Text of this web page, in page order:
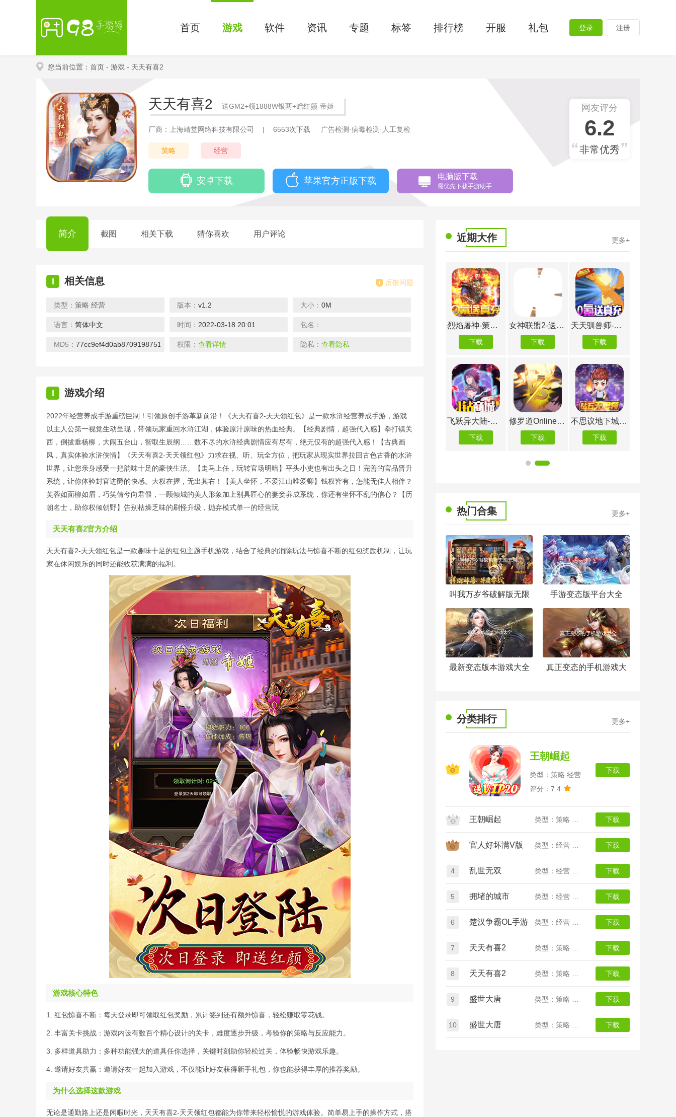
首页 游戏 软件 资讯 专题 标签 排行榜 开服 礼包 登录 注册
您当前位置： 首页 - 游戏 - 天天有喜2
天天有喜2 送GM2+领1888W银两+赠红颜-帝姬
厂商：上海靖堂网络科技有限公司 | 6553次下载 广告检测·病毒检测·人工复检
策略 经营
安卓下载 苹果官方正版下载 电脑版下载
需优先下载手游助手
网友评分
6.2
非常优秀
简介 截图 相关下载 猜你喜欢 用户评论
I 相关信息 反馈问题
类型： 策略 经营 版本： v1.2 大小： 0M
语言： 简体中文 时间： 2022-03-18 20:01 包名：
MD5： 77cc9ef4d0ab8709198751b8e2706fcc
权限： 查看详情 隐私： 查看隐私
I 游戏介绍
2022年经营养成手游重磅巨制！引领原创手游革新前沿！《天天有喜2-天天领红包》是一款水浒经营养成手游，游戏
以主人公第一视觉生动呈现，带领玩家重回水浒江湖，体验原汁原味的热血经典。【经典剧情，超强代入感】拳打镇关
西，倒拔垂杨柳，大闹五台山，智取生辰纲……数不尽的水浒经典剧情应有尽有，绝无仅有的超强代入感！【古典画
风，真实体验水浒侠情】《天天有喜2-天天领红包》力求在视、听、玩全方位，把玩家从现实世界拉回古色古香的水浒
世界，让您亲身感受一把韵味十足的豪侠生活。【走马上任，玩转官场明暗】平头小吏也有出头之日！完善的官品晋升
系统，让你体验封官进爵的快感。大权在握，无出其右！【美人坐怀，不爱江山唯爱卿】钱权皆有，怎能无佳人相伴？
芙蓉如面柳如眉，巧笑倩兮向君偎，一顾倾城的美人形象加上别具匠心的妻妾养成系统，你还有坐怀不乱的信心？【历
朝名士，助你权倾朝野】告别枯燥乏味的刷怪升级，抛弃模式单一的经营玩
天天有喜2官方介绍
天天有喜2-天天领红包是一款趣味十足的红包主题手机游戏，结合了经典的消除玩法与惊喜不断的红包奖励机制，让玩
家在休闲娱乐的同时还能收获满满的福利。
游戏核心特色
1. 红包惊喜不断：每天登录即可领取红包奖励，累计签到还有额外惊喜，轻松赚取零花钱。
2. 丰富关卡挑战：游戏内设有数百个精心设计的关卡，难度逐步升级，考验你的策略与反应能力。
3. 多样道具助力：多种功能强大的道具任你选择，关键时刻助你轻松过关，体验畅快游戏乐趣。
4. 邀请好友共赢：邀请好友一起加入游戏，不仅能让好友获得新手礼包，你也能获得丰厚的推荐奖励。
为什么选择这款游戏
无论是通勤路上还是闲暇时光，天天有喜2-天天领红包都能为你带来轻松愉悦的游戏体验。简单易上手的操作方式，搭
近期大作 更多+
下载
女神联盟2-送万充女神
下载
天天驯兽师-真充无限送
下载
飞跃异大陆-送GM百抽
下载
修罗道Online-爽玩抽充值
下载
不思议地下城-钻石无限领
下载
列王之怒-水浒神器版
下载
超级精灵球-无限送真充
下载
龙之法则-无限制GM版
下载 下载
烈焰屠神-策划送真充
下载
女神联盟2-送万充女神
下载
天天驯兽师-真充无限送
下载
飞跃异大陆-送GM百抽
下载
修罗道Online-爽玩抽充值
下载
不思议地下城-钻石无限领
下载
热门合集 更多+
叫我万岁爷破解版无限
元宝
手游变态版平台大全
最新变态版本游戏大全 真正变态的手机游戏大
分类排行 更多+
王朝崛起
类型：策略 经营
评分：7.4
下载
王朝崛起 下载
官人好坏满V版 下载
4 乱世无双 下载
5 拥堵的城市 下载
6 楚汉争霸OL手游 下载
7 天天有喜2 下载
8 天天有喜2 下载
9 盛世大唐 下载
10 盛世大唐 下载